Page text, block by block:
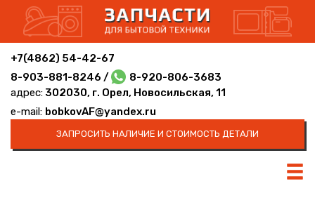
+7(4862) 54-42-67
8-903-881-8246 /
8-920-806-3683
адрес: 302030, г. Орел, Новосильская, 11
e-mail: bobkovAF@yandex.ru
ЗАПРОСИТЬ НАЛИЧИЕ И СТОИМОСТЬ ДЕТАЛИ